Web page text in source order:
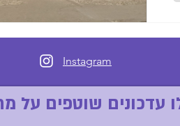
Instagram
עדכונים שוטפים על